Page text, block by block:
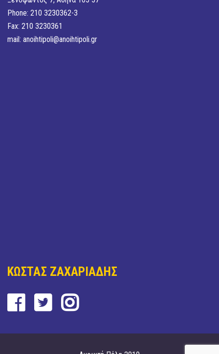
Phone: 210 3230362-3
Fax: 210 3230361
mail: anoihtipoli@anoihtipoli.gr
ΚΩΣΤΑΣ ΖΑΧΑΡΙΑΔΗΣ